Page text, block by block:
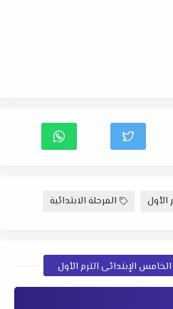
الأول المرحلة الابتدائية
الإبتدائى الترم الأول